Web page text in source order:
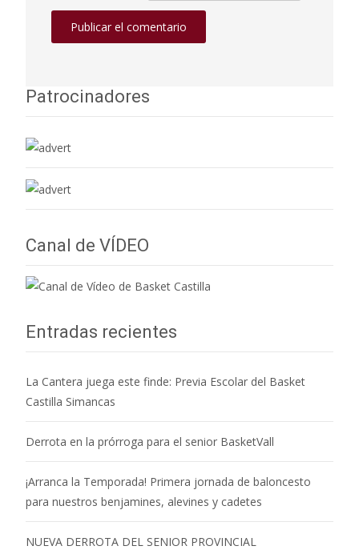
Patrocinadores
Canal de VÍDEO
Entradas recientes
La Cantera juega este finde: Previa Escolar del Basket
Castilla Simancas
Derrota en la prórroga para el senior BasketVall
¡Arranca la Temporada! Primera jornada de baloncesto
para nuestros benjamines, alevines y cadetes
NUEVA DERROTA DEL SENIOR PROVINCIAL